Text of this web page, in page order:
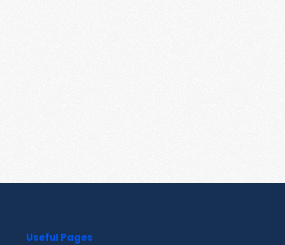
Useful Pages